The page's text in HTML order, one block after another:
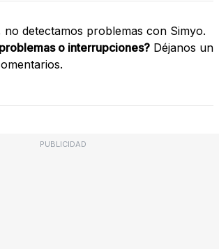
detectamos problemas con Simyo.
o interrupciones? Déjanos un
PUBLICIDAD